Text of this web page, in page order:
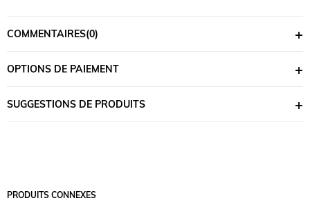
COMMENTAIRES(0)
OPTIONS DE PAIEMENT
SUGGESTIONS DE PRODUITS
PRODUITS CONNEXES